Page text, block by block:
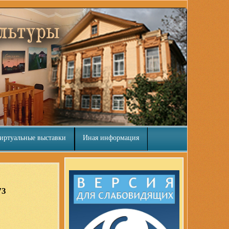
выставки Иная информация